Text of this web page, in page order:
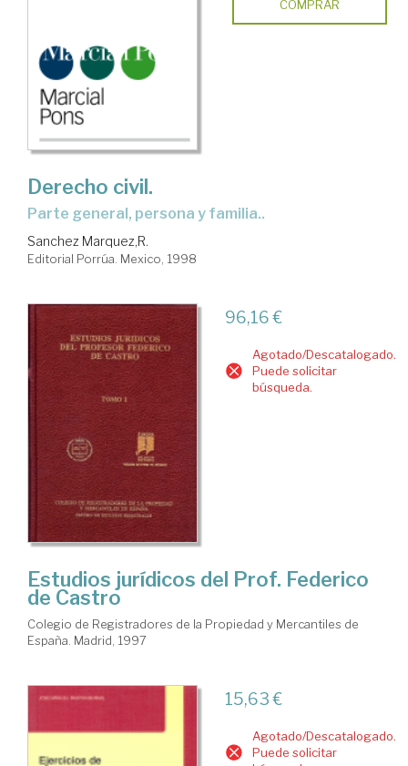
COMPRAR
Derecho civil.
Parte general, persona y familia..
Sanchez Marquez,R.
Editorial Porrúa. Mexico, 1998
96,16 €
Agotado/Descatalogado.
Puede solicitar
búsqueda.
Estudios jurídicos del Prof. Federico
de Castro
Colegio de Registradores de la Propiedad y Mercantiles de
España. Madrid, 1997
15,63 €
Agotado/Descatalogado.
Puede solicitar